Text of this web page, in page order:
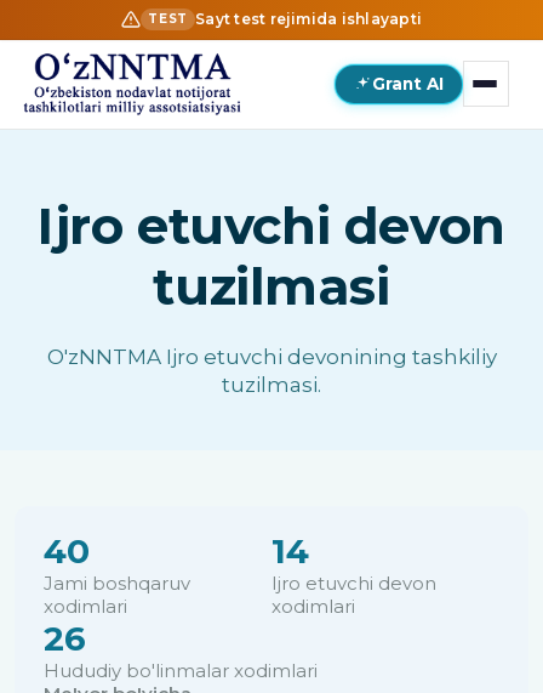
TEST Sayt test rejimida ishlayapti
Grant AI
Ijro etuvchi devon
tuzilmasi
O'zNNTMA Ijro etuvchi devonining tashkiliy
tuzilmasi.
40
Jami boshqaruv
xodimlari
14
Ijro etuvchi devon
xodimlari
26
Hududiy bo'linmalar xodimlari